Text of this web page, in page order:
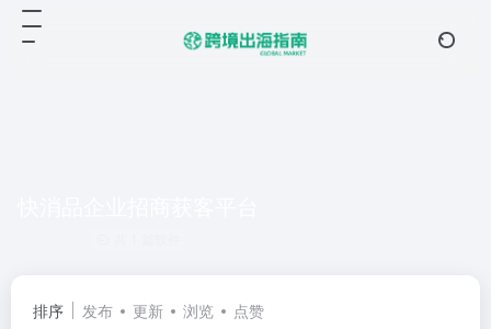
排序 发布 更新 浏览 点赞